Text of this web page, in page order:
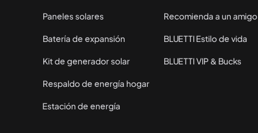
Paneles solares
Batería de expansión
Kit de generador solar
Respaldo de energía hogar
Estación de energía
Recomienda a un amigo
BLUETTI Estilo de vida
BLUETTI VIP & Bucks